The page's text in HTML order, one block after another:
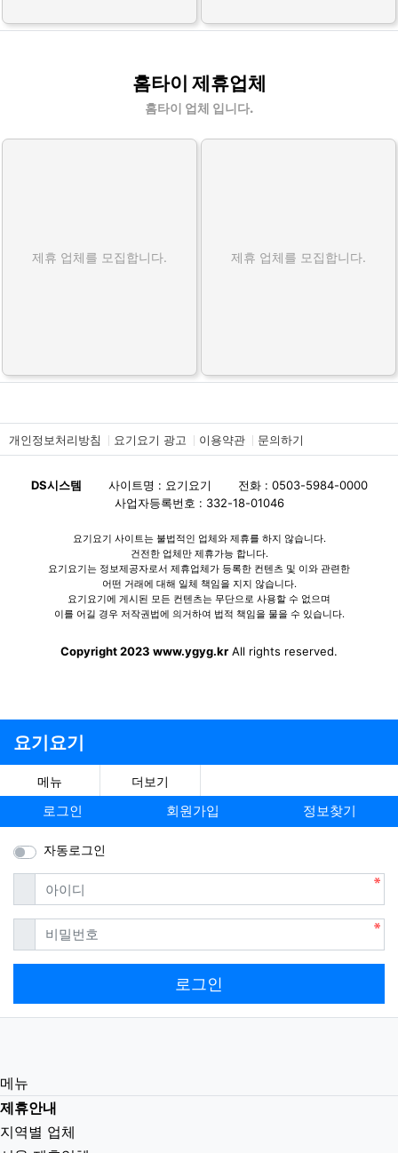
홈타이 제휴업체
홈타이 업체 입니다.
제휴 업체를 모집합니다. 제휴 업체를 모집합니다.
개인정보처리방침 요기요기 광고 이용약관 문의하기
DS시스템 사이트명 : 요기요기
전화 : 0503-5984-0000
사업자등록번호 : 332-18-01046
요기요기 사이트는 불법적인 업체와 제휴를 하지 않습니다.
건전한 업체만 제휴가능 합니다.
요기요기는 정보제공자로서 제휴업체가 등록한 컨텐츠 및 이와 관련한
어떤 거래에 대해 일체 책임을 지지 않습니다.
요기요기에 게시된 모든 컨텐츠는 무단으로 사용할 수 없으며
이를 어길 경우 저작권법에 의거하여 법적 책임을 물을 수 있습니다.
Copyright 2023 www.ygyg.kr All rights reserved.
요기요기
메뉴 더보기
로그인 회원가입 정보찾기
자동로그인
아이디필수
비밀번호필수
로그인
메뉴
제휴안내
지역별 업체